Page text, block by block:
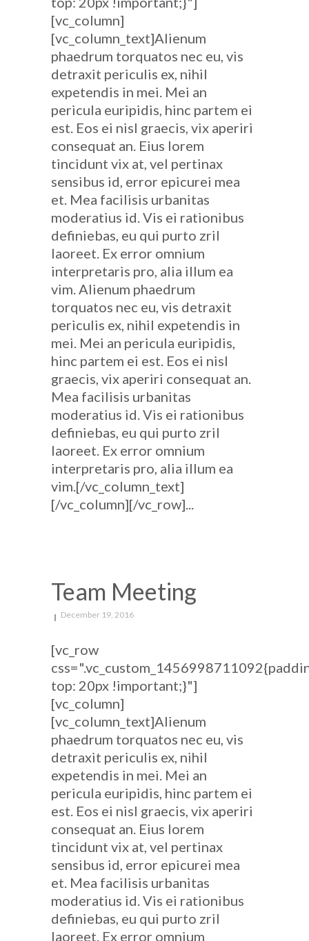
[vc_column]
[vc_column_text]Alienum
phaedrum torquatos nec eu, vis
detraxit periculis ex, nihil
expetendis in mei. Mei an
pericula euripidis, hinc partem ei
est. Eos ei nisl graecis, vix aperiri
consequat an. Eius lorem
tincidunt vix at, vel pertinax
sensibus id, error epicurei mea
et. Mea facilisis urbanitas
moderatius id. Vis ei rationibus
definiebas, eu qui purto zril
laoreet. Ex error omnium
interpretaris pro, alia illum ea
vim. Alienum phaedrum
torquatos nec eu, vis detraxit
periculis ex, nihil expetendis in
mei. Mei an pericula euripidis,
hinc partem ei est. Eos ei nisl
graecis, vix aperiri consequat an.
Mea facilisis urbanitas
moderatius id. Vis ei rationibus
definiebas, eu qui purto zril
laoreet. Ex error omnium
interpretaris pro, alia illum ea
vim.[/vc_column_text]
[/vc_column][/vc_row]...
Team Meeting
December 19, 2016
[vc_row
top: 20px !important;}"]
[vc_column]
[vc_column_text]Alienum
phaedrum torquatos nec eu, vis
detraxit periculis ex, nihil
expetendis in mei. Mei an
pericula euripidis, hinc partem ei
est. Eos ei nisl graecis, vix aperiri
consequat an. Eius lorem
tincidunt vix at, vel pertinax
sensibus id, error epicurei mea
et. Mea facilisis urbanitas
moderatius id. Vis ei rationibus
definiebas, eu qui purto zril
laoreet. Ex error omnium